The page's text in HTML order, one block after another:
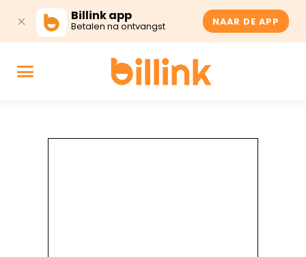
Billink app
Betalen na ontvangst NAAR DE APP